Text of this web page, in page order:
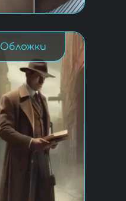
Обложки